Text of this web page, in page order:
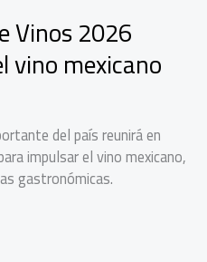
Vinos 2026
vino mexicano
del país reunirá en
impulsar el vino mexicano,
gastronómicas.